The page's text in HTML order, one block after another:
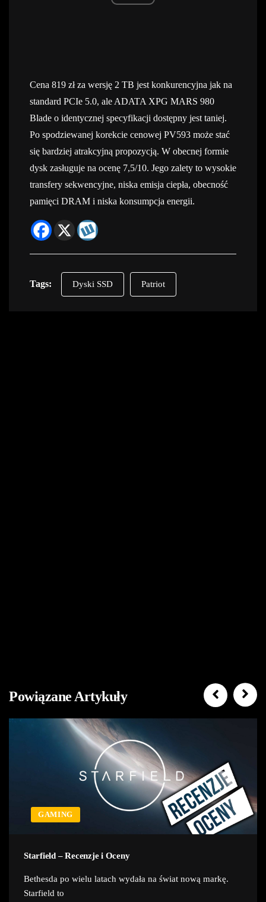
Cena 819 zł za wersję 2 TB jest konkurencyjna jak na
standard PCIe 5.0, ale ADATA XPG MARS 980
Blade o identycznej specyfikacji dostępny jest taniej.
Po spodziewanej korekcie cenowej PV593 może stać
się bardziej atrakcyjną propozycją. W obecnej formie
dysk zasługuje na ocenę 7,5/10. Jego zalety to wysokie
transfery sekwencyjne, niska emisja ciepła, obecność
pamięci DRAM i niska konsumpcja energii.
Tags: Dyski SSD Patriot
Powiązane Artykuły
GAMING
Starfield – Recenzje i Oceny
Bethesda po wielu latach wydała na świat nową markę.
Starfield to